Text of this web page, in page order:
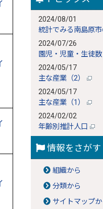
2024/08/01
統計でみる南島原
2024/07/26
園児・児童・生徒数
2024/05/17
主な産業（2）
2024/05/17
主な産業（1）
2024/02/02
年齢別推計人口
情報をさがす
組織から
分類から
サイトマップか